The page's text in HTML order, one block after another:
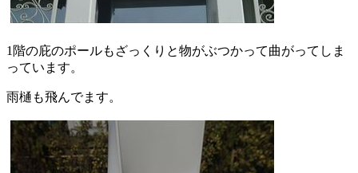
1階の庇のポールもざっくりと物がぶつかって曲がってしま
っています。
雨樋も飛んでます。